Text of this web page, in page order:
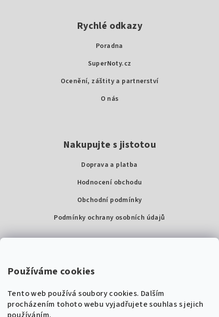
Používáme cookies
Tento web používá soubory cookies. Dalším
procházením tohoto webu vyjadřujete souhlas s jejich
Rychlé odkazy
Poradna
SuperNoty.cz
Ocenění, záštity a partnerství
O nás
Nakupujte s jistotou
Doprava a platba
Hodnocení obchodu
Obchodní podmínky
Podmínky ochrany osobních údajů
Super Noty, s.r.o.
IČ: 04568672